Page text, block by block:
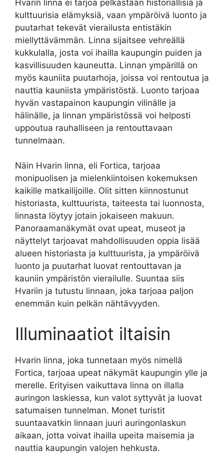
Hvarin linna ei tarjoa pelkästään historiallisia ja
kulttuurisia elämyksiä, vaan ympäröivä luonto ja
puutarhat tekevät vierailusta entistäkin
miellyttävämmän. Linna sijaitsee vehreällä
kukkulalla, josta voi ihailla kaupungin puiden ja
kasvillisuuden kauneutta. Linnan ympärillä on
myös kauniita puutarhoja, joissa voi rentoutua ja
nauttia kauniista ympäristöstä. Luonto tarjoaa
hyvän vastapainon kaupungin vilinälle ja
hälinälle, ja linnan ympäristössä voi helposti
uppoutua rauhalliseen ja rentouttavaan
tunnelmaan.
Näin Hvarin linna, eli Fortica, tarjoaa
monipuolisen ja mielenkiintoisen kokemuksen
kaikille matkailijoille. Olit sitten kiinnostunut
historiasta, kulttuurista, taiteesta tai luonnosta,
linnasta löytyy jotain jokaiseen makuun.
Panoraamanäkymät ovat upeat, museot ja
näyttelyt tarjoavat mahdollisuuden oppia lisää
alueen historiasta ja kulttuurista, ja ympäröivä
luonto ja puutarhat luovat rentouttavan ja
kauniin ympäristön vierailulle. Suuntaa siis
Hvariin ja tutustu linnaan, joka tarjoaa paljon
enemmän kuin pelkän nähtävyyden.
Illuminaatiot iltaisin
Hvarin linna, joka tunnetaan myös nimellä
Fortica, tarjoaa upeat näkymät kaupungin ylle ja
merelle. Erityisen vaikuttava linna on illalla
auringon laskiessa, kun valot syttyvät ja luovat
satumaisen tunnelman. Monet turistit
suuntaavatkin linnaan juuri auringonlaskun
aikaan, jotta voivat ihailla upeita maisemia ja
nauttia kaupungin valojen hehkusta.